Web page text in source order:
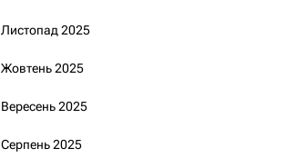
Листопад 2025
Жовтень 2025
Вересень 2025
Серпень 2025